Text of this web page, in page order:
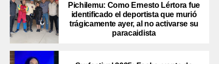
Pichilemu: Como Ernesto Lértora fue
identificado el deportista que murió
trágicamente ayer, al no activarse su
paracaidista